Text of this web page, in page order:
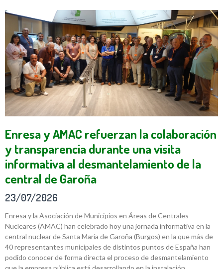
Enresa y AMAC refuerzan la colaboración
y transparencia durante una visita
informativa al desmantelamiento de la
central de Garoña
23/07/2026
Enresa y la Asociación de Municipios en Áreas de Centrales
Nucleares (AMAC) han celebrado hoy una jornada informativa en la
central nuclear de Santa María de Garoña (Burgos) en la que más de
40 representantes municipales de distintos puntos de España han
podido conocer de forma directa el proceso de desmantelamiento